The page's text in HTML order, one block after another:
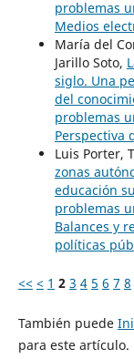
problemas
Medios
María del
Jarillo Soto,
siglo. Una
del
problemas
Perspectiva
Luis Porter,
zonas
educación
problemas
Balances y
políticas
<< < 1 2 3 4 5 6 7 8
También puede
para este artículo.